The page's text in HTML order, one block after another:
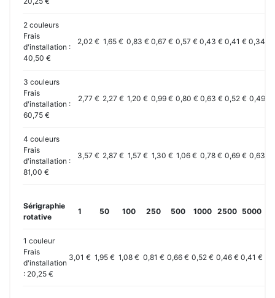
2 couleurs
Frais
d'installation :
40,50 €
2,02 € 1,65 € 0,83 € 0,67 € 0,57 € 0,43 € 0,41 € 0,34 €
3 couleurs
Frais
d'installation :
60,75 €
2,77 € 2,27 € 1,20 € 0,99 € 0,80 € 0,63 € 0,52 € 0,49 €
4 couleurs
Frais
d'installation :
81,00 €
3,57 € 2,87 € 1,57 € 1,30 € 1,06 € 0,78 € 0,69 € 0,63 €
Sérigraphie
rotative
1 50 100 250 500 1000 2500 5000
1 couleur
Frais
d'installation
: 20,25 €
3,01 € 1,95 € 1,08 € 0,81 € 0,66 € 0,52 € 0,46 € 0,41 €